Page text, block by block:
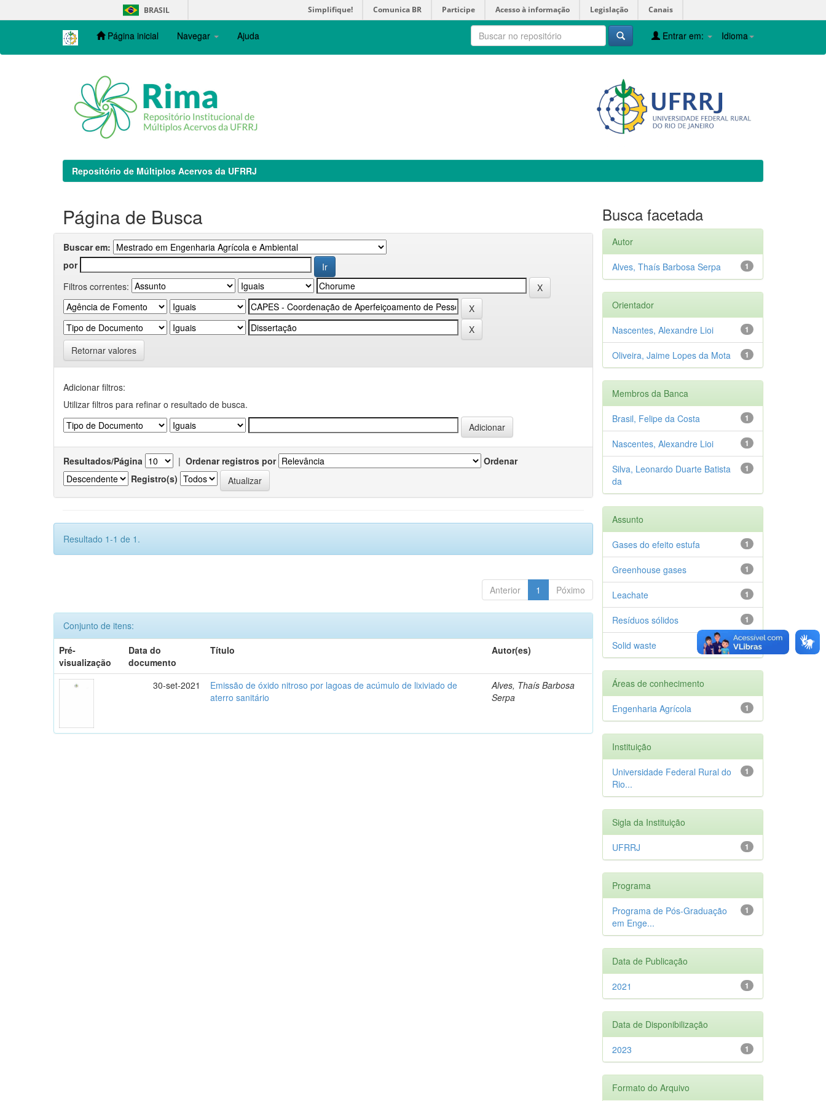
navigation
BRASIL Simplifique! Comunica BR Participe Acesso à informação Legislação Canais
Página inicial Navegar Ajuda Idioma
Entrar em:
Repositório de Múltiplos Acervos da UFRRJ
Página de Busca
Buscar em:
por
Filtros correntes:
Retornar valores
Adicionar filtros:
Utilizar filtros para refinar o resultado de busca.
Resultados/Página | Ordenar registros por
Ordenar
Registro(s)
Resultado 1-1 de 1.
Anterior 1 Póximo
Conjunto de itens:
Pré-
visualização
Data do
documento
Título Autor(es)
30-set-2021
Emissão de óxido nitroso por lagoas de acúmulo de lixiviado de
aterro sanitário
Alves, Thaís Barbosa
Serpa
Busca facetada
Autor
1
Alves, Thaís Barbosa Serpa
Orientador
1
Nascentes, Alexandre Lioi
1
Oliveira, Jaime Lopes da Mota
Membros da Banca
1
Brasil, Felipe da Costa
1
Nascentes, Alexandre Lioi
1
Silva, Leonardo Duarte Batista
da
Assunto
1
Gases do efeito estufa
1
Greenhouse gases
1
Leachate
1
Resíduos sólidos
1
Solid waste
Áreas de conhecimento
1
Engenharia Agrícola
Instituição
1
Universidade Federal Rural do
Rio...
Sigla da Instituição
1
UFRRJ
Programa
1
Programa de Pós-Graduação
em Enge...
Data de Publicação
1
2021
Data de Disponibilização
1
2023
Formato do Arquivo